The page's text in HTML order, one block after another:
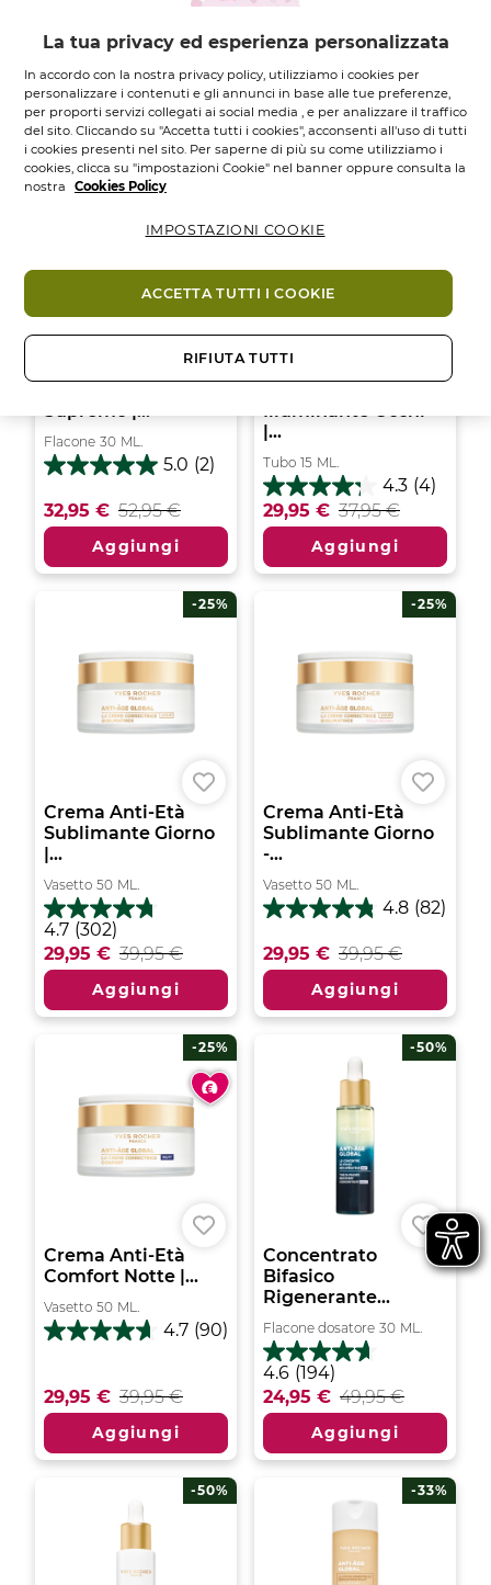
0.0
su
5
stelle.
59,95 € 90,90 €
Aggiungi
su
5
stelle.
1012
recensioni
39,95 € 49,95 €
Aggiungi
Supremo |...
Flacone 30 ML.
5.0 (2)
5.0
5
stelle.
recensioni
32,95 € 52,95 €
Aggiungi
Illuminante Occhi
|...
Tubo 15 ML.
4.3 (4)
4.3
su
5
stelle.
4
29,95 € 37,95 €
Aggiungi
Crema Anti-Età
Sublimante Giorno
|...
Vasetto 50 ML.
4.7 (302)
4.7
su
5
302
recensioni
29,95 € 39,95 €
-25%
Aggiungi
Crema Anti-Età
Sublimante Giorno
-...
Vasetto 50 ML.
4.8 (82)
4.8
5
stelle.
recensioni
29,95 € 39,95 €
-25%
Aggiungi
Crema Anti-Età
Comfort Notte |...
Vasetto 50 ML.
4.7 (90)
4.7
stelle.
90
recensioni
29,95 € 39,95 €
-25%
Aggiungi
Concentrato
Bifasico
Rigenerante...
Flacone dosatore 30 ML.
4.6 (194)
4.6
su
5
194
recensioni
24,95 € 49,95 €
-50%
Aggiungi
-50% -33%
La tua privacy ed esperienza personalizzata
In accordo con la nostra privacy policy, utilizziamo i cookies per
personalizzare i contenuti e gli annunci in base alle tue preferenze,
per proporti servizi collegati ai social media , e per analizzare il traffico
del sito. Cliccando su "Accetta tutti i cookies", acconsenti all'uso di tutti
i cookies presenti nel sito. Per saperne di più su come utilizziamo i
cookies, clicca su "impostazioni Cookie" nel banner oppure consulta la
nostra
Cookies Policy
RIFIUTA TUTTI
ACCETTA TUTTI I COOKIE
IMPOSTAZIONI COOKIE